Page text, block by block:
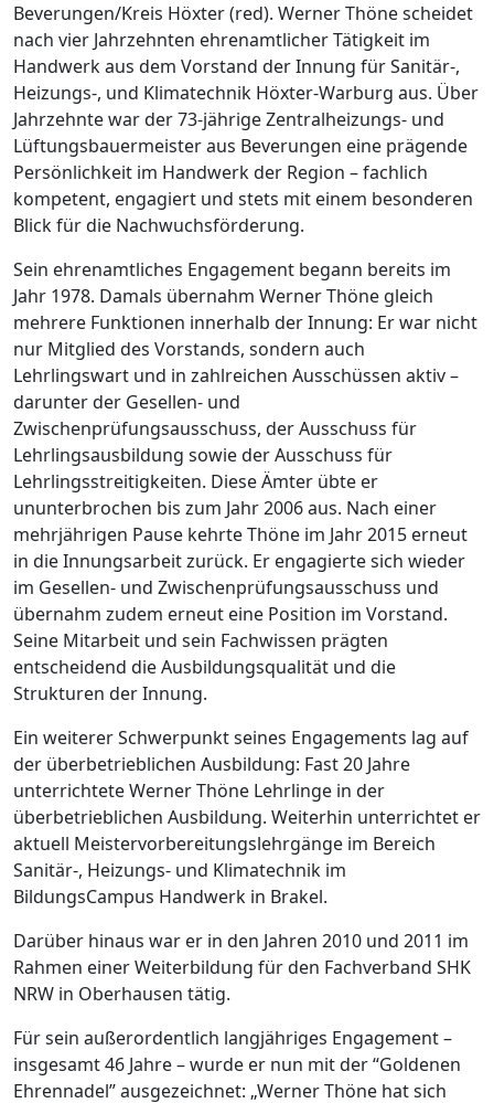
Beverungen/Kreis Höxter (red). Werner Thöne scheidet
nach vier Jahrzehnten ehrenamtlicher Tätigkeit im
Handwerk aus dem Vorstand der Innung für Sanitär-,
Heizungs-, und Klimatechnik Höxter-Warburg aus. Über
Jahrzehnte war der 73-jährige Zentralheizungs- und
Lüftungsbauermeister aus Beverungen eine prägende
Persönlichkeit im Handwerk der Region – fachlich
kompetent, engagiert und stets mit einem besonderen
Blick für die Nachwuchsförderung.
Sein ehrenamtliches Engagement begann bereits im
Jahr 1978. Damals übernahm Werner Thöne gleich
mehrere Funktionen innerhalb der Innung: Er war nicht
nur Mitglied des Vorstands, sondern auch
Lehrlingswart und in zahlreichen Ausschüssen aktiv –
darunter der Gesellen- und
Zwischenprüfungsausschuss, der Ausschuss für
Lehrlingsausbildung sowie der Ausschuss für
Lehrlingsstreitigkeiten. Diese Ämter übte er
ununterbrochen bis zum Jahr 2006 aus. Nach einer
mehrjährigen Pause kehrte Thöne im Jahr 2015 erneut
in die Innungsarbeit zurück. Er engagierte sich wieder
im Gesellen- und Zwischenprüfungsausschuss und
übernahm zudem erneut eine Position im Vorstand.
Seine Mitarbeit und sein Fachwissen prägten
entscheidend die Ausbildungsqualität und die
Strukturen der Innung.
Ein weiterer Schwerpunkt seines Engagements lag auf
der überbetrieblichen Ausbildung: Fast 20 Jahre
unterrichtete Werner Thöne Lehrlinge in der
überbetrieblichen Ausbildung. Weiterhin unterrichtet er
aktuell Meistervorbereitungslehrgänge im Bereich
Sanitär-, Heizungs- und Klimatechnik im
BildungsCampus Handwerk in Brakel.
Darüber hinaus war er in den Jahren 2010 und 2011 im
Rahmen einer Weiterbildung für den Fachverband SHK
NRW in Oberhausen tätig.
Für sein außerordentlich langjähriges Engagement –
insgesamt 46 Jahre – wurde er nun mit der “Goldenen
Ehrennadel” ausgezeichnet: „Werner Thöne hat sich